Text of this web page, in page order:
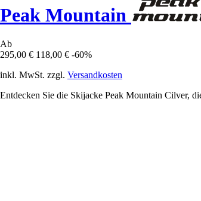
Peak Mountain
Ab
295,00 € 118,00 € -60%
inkl. MwSt. zzgl. Versandkosten
Entdecken Sie die Skijacke Peak Mountain Cilver,